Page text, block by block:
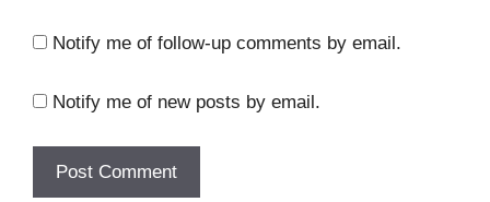
Notify me of follow-up comments by email.
Notify me of new posts by email.